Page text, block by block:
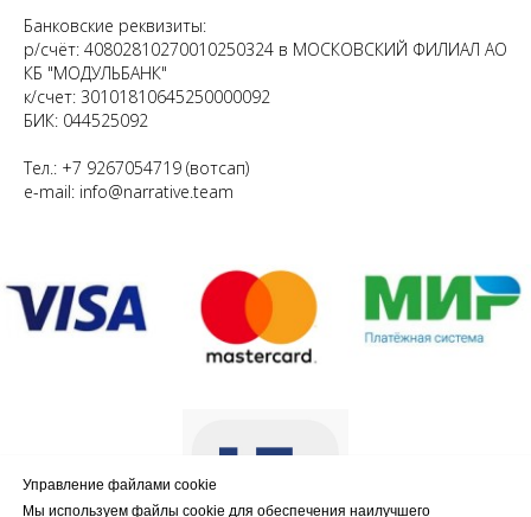
Управление файлами cookie
Мы используем файлы cookie для обеспечения наилучшего
Банковские реквизиты:
р/счёт: 40802810270010250324 в МОСКОВСКИЙ ФИЛИАЛ АО
КБ "МОДУЛЬБАНК"
к/счет: 30101810645250000092
БИК: 044525092
Тел.: +7 9267054719 (вотсап)
e-mail: info@narrative.team